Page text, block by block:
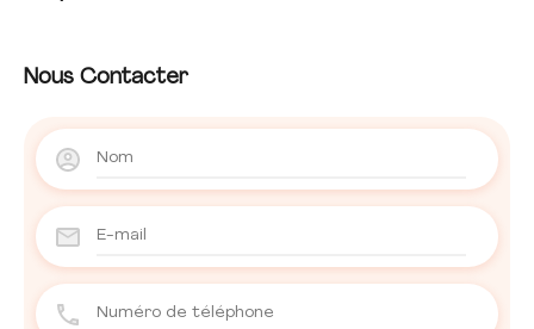
Nous Contacter